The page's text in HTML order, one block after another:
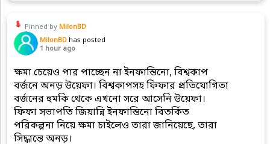
Pinned by MilonBD
MilonBD has posted
1 hour ago
ক্ষমা চেয়েও পার পাচ্ছেন না ইনফান্তিনো, বিশ্বকাপ
বর্জনে অনড় উয়েফা। বিশ্বকাপসহ ফিফার প্রতিযোগিতা
বর্জনের হুমকি থেকে এখনো সরে আসেনি উয়েফা।
ফিফা সভাপতি জিয়ান্নি ইনফান্তিনো বিতর্কিত
পরিকল্পনা নিয়ে ক্ষমা চাইলেও তারা জানিয়েছে, তারা
সিদ্ধান্তে অনড়।